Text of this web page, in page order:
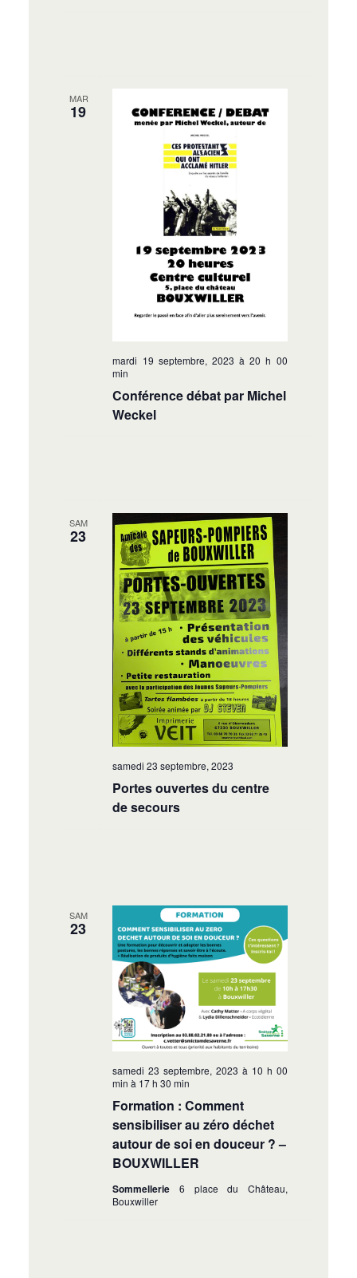
MAR
19
Conférence débat par Michel
Weckel
mardi 19 septembre, 2023 à 20 h 00
min
SAM
23
Portes ouvertes du centre
de secours
samedi 23 septembre, 2023
SAM
23
Formation : Comment
sensibiliser au zéro déchet
autour de soi en douceur ? –
BOUXWILLER
samedi 23 septembre, 2023 à 10 h 00
min à 17 h 30 min
Sommellerie 6 place du Château,
Bouxwiller